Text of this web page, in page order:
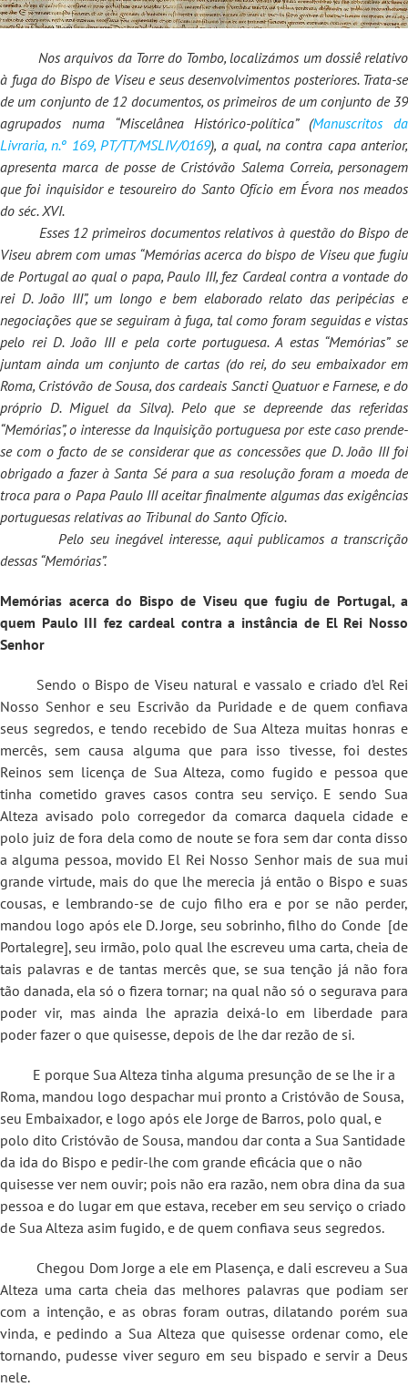
Nos arquivos da Torre do Tombo, localizámos um dossiê relativo
à fuga do Bispo de Viseu e seus desenvolvimentos posteriores. Trata-se
de um conjunto de 12 documentos, os primeiros de um conjunto de 39
agrupados numa “Miscelânea Histórico-política” (Manuscritos da
Livraria, n.º 169, PT/TT/MSLIV/0169), a qual, na contra capa anterior,
apresenta marca de posse de Cristóvão Salema Correia, personagem
que foi inquisidor e tesoureiro do Santo Ofício em Évora nos meados
do séc. XVI.
Esses 12 primeiros documentos relativos à questão do Bispo de
Viseu abrem com umas “Memórias acerca do bispo de Viseu que fugiu
de Portugal ao qual o papa, Paulo III, fez Cardeal contra a vontade do
rei D. João III”, um longo e bem elaborado relato das peripécias e
negociações que se seguiram à fuga, tal como foram seguidas e vistas
pelo rei D. João III e pela corte portuguesa. A estas “Memórias” se
juntam ainda um conjunto de cartas (do rei, do seu embaixador em
Roma, Cristóvão de Sousa, dos cardeais Sancti Quatuor e Farnese, e do
próprio D. Miguel da Silva). Pelo que se depreende das referidas
“Memórias”, o interesse da Inquisição portuguesa por este caso prende-
se com o facto de se considerar que as concessões que D. João III foi
obrigado a fazer à Santa Sé para a sua resolução foram a moeda de
troca para o Papa Paulo III aceitar finalmente algumas das exigências
portuguesas relativas ao Tribunal do Santo Ofício.
Pelo seu inegável interesse, aqui publicamos a transcrição
dessas “Memórias”.
Memórias acerca do Bispo de Viseu que fugiu de Portugal, a
quem Paulo III fez cardeal contra a instância de El Rei Nosso
Senhor
Sendo o Bispo de Viseu natural e vassalo e criado d’el Rei
Nosso Senhor e seu Escrivão da Puridade e de quem confiava
seus segredos, e tendo recebido de Sua Alteza muitas honras e
mercês, sem causa alguma que para isso tivesse, foi destes
Reinos sem licença de Sua Alteza, como fugido e pessoa que
tinha cometido graves casos contra seu serviço. E sendo Sua
Alteza avisado polo corregedor da comarca daquela cidade e
polo juiz de fora dela como de noute se fora sem dar conta disso
a alguma pessoa, movido El Rei Nosso Senhor mais de sua mui
grande virtude, mais do que lhe merecia já então o Bispo e suas
cousas, e lembrando-se de cujo filho era e por se não perder,
mandou logo após ele D. Jorge, seu sobrinho, filho do Conde [de
Portalegre], seu irmão, polo qual lhe escreveu uma carta, cheia de
tais palavras e de tantas mercês que, se sua tenção já não fora
tão danada, ela só o fizera tornar; na qual não só o segurava para
poder vir, mas ainda lhe aprazia deixá-lo em liberdade para
poder fazer o que quisesse, depois de lhe dar rezão de si.
E porque Sua Alteza tinha alguma presunção de se lhe ir a
Roma, mandou logo despachar mui pronto a Cristóvão de Sousa,
seu Embaixador, e logo após ele Jorge de Barros, polo qual, e
polo dito Cristóvão de Sousa, mandou dar conta a Sua Santidade
da ida do Bispo e pedir-lhe com grande eficácia que o não
quisesse ver nem ouvir; pois não era razão, nem obra dina da sua
pessoa e do lugar em que estava, receber em seu serviço o criado
de Sua Alteza asim fugido, e de quem confiava seus segredos.
Chegou Dom Jorge a ele em Plasença, e dali escreveu a Sua
Alteza uma carta cheia das melhores palavras que podiam ser
com a intenção, e as obras foram outras, dilatando porém sua
vinda, e pedindo a Sua Alteza que quisesse ordenar como, ele
tornando, pudesse viver seguro em seu bispado e servir a Deus
nele.